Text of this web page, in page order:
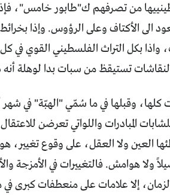
من تصرفهم ك"طابور خامس"،
الى الأكتاف وعلى الرؤوس. وإذا
بكل التراث الفلسطيني القوي في كل
تستيقظ من سبات بدا لوهلة أنه
وقبلها في ما سُمّي "الهبّة" في شهر
المبادرات واللواتي تعرضن
العين ولا العقل، على وقوع تغيير،
ولا هوامش. فالتغييرات في الأمزجة
إلا علامات على منعطفات كبرى في